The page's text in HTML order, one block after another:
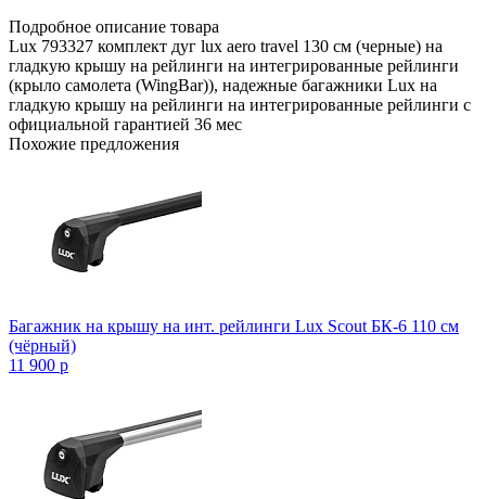
Подробное описание товара
Lux 793327 комплект дуг lux aero travel 130 см (черные) на
гладкую крышу на рейлинги на интегрированные рейлинги
(крыло самолета (WingBar)), надежные багажники Lux на
гладкую крышу на рейлинги на интегрированные рейлинги с
официальной гарантией 36 мес
Похожие предложения
Багажник на крышу на инт. рейлинги Lux Scout БК-6 110 см
(чёрный)
11 900 p